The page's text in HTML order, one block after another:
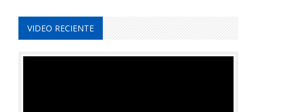
VIDEO RECIENTE